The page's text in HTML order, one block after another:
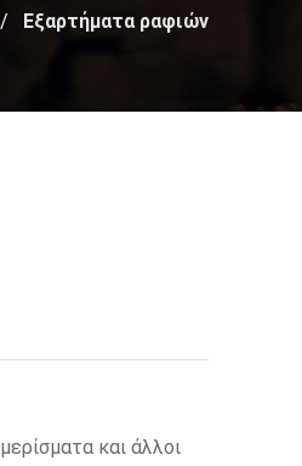
Εξαρτήματα ραφιών
και άλλοι